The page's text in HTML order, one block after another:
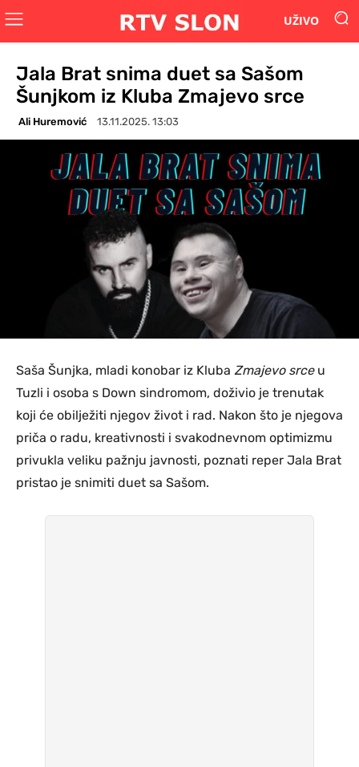
UŽIVO
Jala Brat snima duet sa Sašom
Šunjkom iz Kluba Zmajevo srce
Ali Huremović 13.11.2025. 13:03
Saša Šunjka, mladi konobar iz Kluba Zmajevo srceu
Tuzli i osoba s Down sindromom, doživio je trenutak
koji će obilježiti njegov život i rad. Nakon što je njegova
priča o radu, kreativnosti i svakodnevnom optimizmu
privukla veliku pažnju javnosti, poznati reper Jala Brat
pristao je snimiti duet sa Sašom.